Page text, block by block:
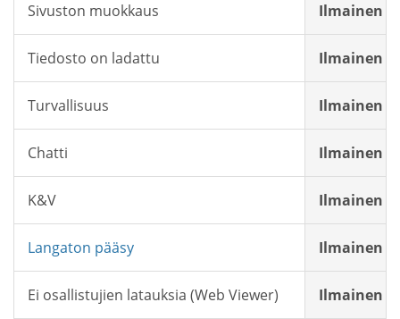
Sivuston muokkaus Ilmainen
Tiedosto on ladattu Ilmainen
Turvallisuus Ilmainen
Chatti Ilmainen
K&V Ilmainen
Langaton pääsy Ilmainen
Ei osallistujien latauksia (Web Viewer) Ilmainen